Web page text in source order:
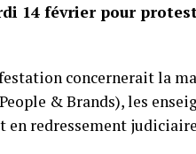
14 février pour
concernerait la
& Brands), les
en redressement